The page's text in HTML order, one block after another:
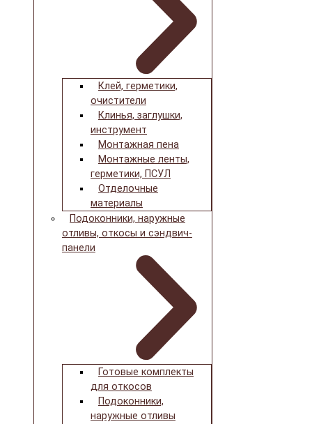
Клей, герметики,
очистители
Клинья, заглушки,
инструмент
Монтажная пена
Монтажные ленты,
герметики, ПСУЛ
Отделочные
материалы
Подоконники, наружные
отливы, откосы и сэндвич-
панели
Готовые комплекты
для откосов
Подоконники,
наружные отливы